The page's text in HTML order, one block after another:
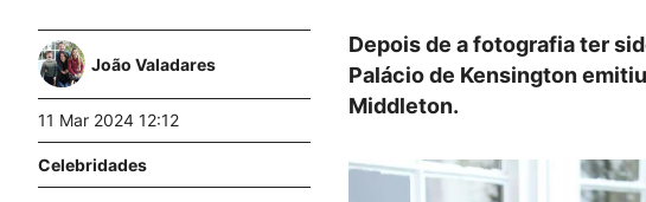
João Valadares
11 Mar 2024 12:12
Celebridades
Depois de a fotografia ter
Palácio de Kensington
Middleton.